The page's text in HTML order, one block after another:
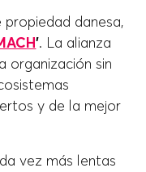
danesa,
'. La alianza
organización sin
y de la mejor
vez más lentas